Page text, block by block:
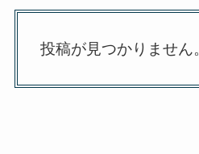
投稿が見つかりません